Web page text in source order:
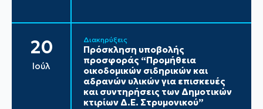
20
Ιούλ
Διακηρύξεις
Πρόσκληση υποβολής
προσφοράς “Προμήθεια
οικοδομικών σιδηρικών και
αδρανών υλικών για επισκευές
και συντηρήσεις των Δημοτικών
κτιρίων Δ.Ε. Στρυμονικού”